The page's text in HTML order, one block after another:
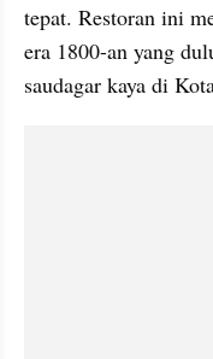
tepat. Restoran ini
era 1800-an yang
saudagar kaya di